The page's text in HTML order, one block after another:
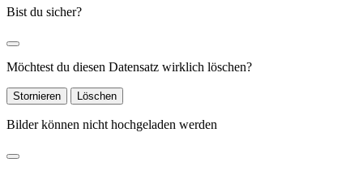
Bist du sicher?
Möchtest du diesen Datensatz wirklich löschen?
Stornieren Löschen
Bilder können nicht hochgeladen werden